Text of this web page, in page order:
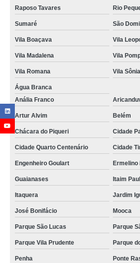
Raposo Tavares Rio
Sumaré São
Vila Boaçava Vila
Vila Madalena Vila
Vila Romana Vila Sônia
Água Branca
Anália Franco
Artur Alvim Belém
Chácara do Piqueri Cidade
Cidade Quarto Centenário Cidade
Engenheiro Goulart Ermelino
Guaianases Itaim
Itaquera Jardim
José Bonifácio Mooca
Parque São Lucas Parque
Parque Vila Prudente Parque
Penha Ponte